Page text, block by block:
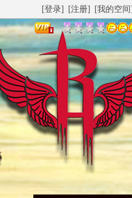
[登录] [注册] [我的空间]